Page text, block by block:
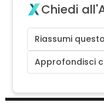
Chiedi
Riassumi
Approfondisci